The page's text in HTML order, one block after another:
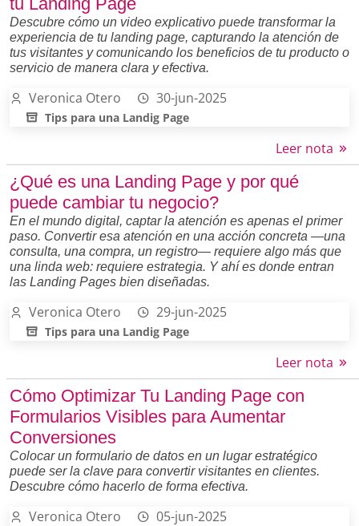
Descubre cómo un video explicativo puede transformar la
experiencia de tu landing page, capturando la atención de
tus visitantes y comunicando los beneficios de tu producto o
servicio de manera clara y efectiva.
Veronica Otero 30-jun-2025
Tips para una Landig Page
Leer nota
¿Qué es una Landing Page y por qué
puede cambiar tu negocio?
En el mundo digital, captar la atención es apenas el primer
paso. Convertir esa atención en una acción concreta —una
consulta, una compra, un registro— requiere algo más que
una linda web: requiere estrategia. Y ahí es donde entran
las Landing Pages bien diseñadas.
Veronica Otero 29-jun-2025
Tips para una Landig Page
Leer nota
Cómo Optimizar Tu Landing Page con
Formularios Visibles para Aumentar
Conversiones
Colocar un formulario de datos en un lugar estratégico
puede ser la clave para convertir visitantes en clientes.
Descubre cómo hacerlo de forma efectiva.
Veronica Otero 05-jun-2025